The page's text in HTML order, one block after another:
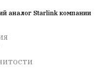
аналог Starlink компании